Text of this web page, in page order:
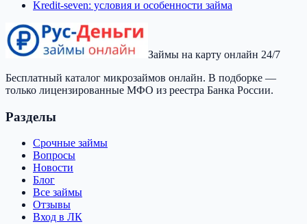
Kredit-seven: условия и особенности займа
Займы на карту онлайн 24/7
Бесплатный каталог микрозаймов онлайн. В подборке —
только лицензированные МФО из реестра Банка России.
Разделы
Срочные займы
Вопросы
Новости
Блог
Все займы
Отзывы
Вход в ЛК